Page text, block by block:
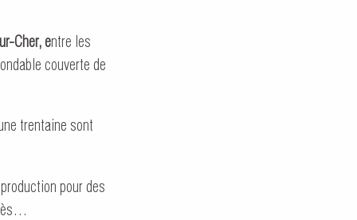
Cher, entre les
couverte de
trentaine sont
pour des